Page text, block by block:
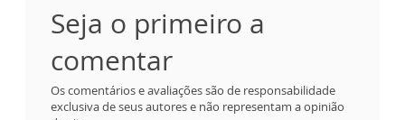
Seja o primeiro a
comentar
Os comentários e avaliações são de responsabilidade
exclusiva de seus autores e não representam a opinião